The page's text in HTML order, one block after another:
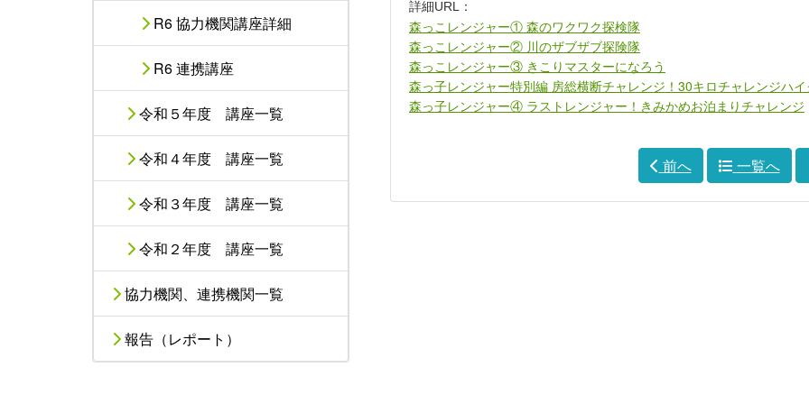
R6 協力機関講座詳細
R6 連携講座
令和５年度 講座一覧
令和４年度 講座一覧
令和３年度 講座一覧
令和２年度 講座一覧
協力機関、連携機関一覧
報告（レポート）
詳細URL：
森っこレンジャー① 森のワクワク探検隊
森っこレンジャー② 川のザブザブ探険隊
森っこレンジャー③ きこりマスターになろう
森っ子レンジャー特別編 房総横断チャレンジ！30キロチャレンジハ
森っ子レンジャー④ ラストレンジャー！きみかめお泊まりチャレンジ
前へ 一覧へ